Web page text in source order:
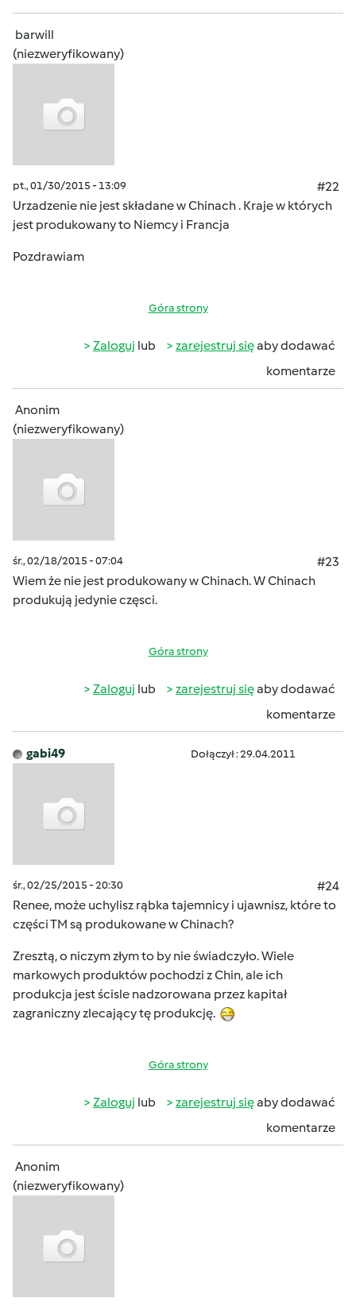
barwill
(niezweryfikowany)
pt., 01/30/2015 - 13:09
#22
Urzadzenie nie jest składane w Chinach . Kraje w których
jest produkowany to Niemcy i Francja
Pozdrawiam
Góra strony
Zaloguj lub zarejestruj sięaby dodawać
komentarze
Anonim
(niezweryfikowany)
śr., 02/18/2015 - 07:04
#23
Wiem że nie jest produkowany w Chinach. W Chinach
produkują jedynie częsci.
Góra strony
Zaloguj lub zarejestruj sięaby dodawać
komentarze
gabi49 Dołączył : 29.04.2011
śr., 02/25/2015 - 20:30
#24
Renee, może uchylisz rąbka tajemnicy i ujawnisz, które to
części TM są produkowane w Chinach?
Zresztą, o niczym złym to by nie świadczyło. Wiele
markowych produktów pochodzi z Chin, ale ich
produkcja jest ścisle nadzorowana przez kapitał
zagraniczny zlecający tę produkcję.
Góra strony
Zaloguj lub zarejestruj sięaby dodawać
komentarze
Anonim
(niezweryfikowany)